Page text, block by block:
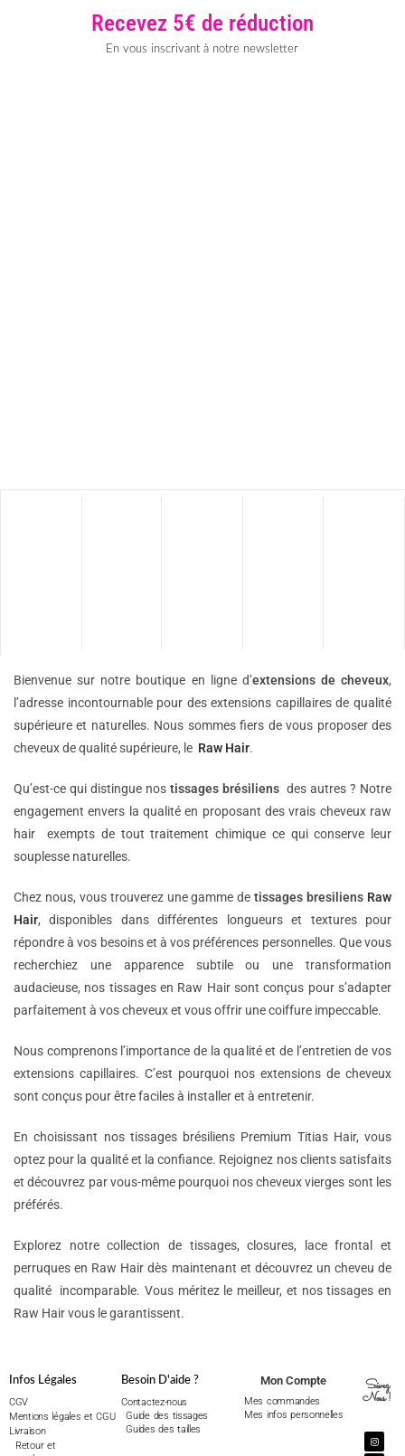
Recevez 5€ de réduction
En vous inscrivant à notre newsletter
Bienvenue sur notre boutique en ligne d’extensions decheveux,
l’adresse incontournable pour des extensions capillaires de qualité
supérieure et naturelles. Nous sommes fiers de vous proposer des
cheveux de qualité supérieure, le Raw Hair.
Qu’est-ce qui distingue nos tissages brésiliens des autres ? Notre
engagement envers la qualité en proposant des vrais cheveux raw
hair exempts de tout traitement chimique ce qui conserve leur
souplesse naturelles.
Chez nous, vous trouverez une gamme detissages bresiliens Raw
Hair, disponibles dans différentes longueurs et textures pour
répondre à vos besoins et à vos préférences personnelles. Que vous
recherchiez une apparence subtile ou une transformation
audacieuse, nos tissages en Raw Hair sont conçus pour s’adapter
parfaitement à vos cheveux et vous offrir une coiffure impeccable.
Nous comprenons l’importance de la qualité et de l’entretien de vos
extensions capillaires. C’est pourquoi nos extensions de cheveux
sont conçus pour être faciles à installer et à entretenir.
En choisissant nos tissages brésiliens Premium Titias Hair, vous
optez pour la qualité et la confiance. Rejoignez nos clients satisfaits
et découvrez par vous-même pourquoi nos cheveux vierges sont les
préférés.
Explorez notre collection de tissages, closures, lace frontal et
perruques en Raw Hair dès maintenant et découvrez un cheveu de
qualité incomparable. Vous méritez le meilleur, et nos tissages en
Raw Hair vous le garantissent.
Infos Légales
CGV
Mentions légales et CGU
Livraison
Retour et
Besoin D'aide ?
Contactez-nous
Guide des tissages
Guides des tailles
Mon Compte
Mes commandes
Mes infos personnelles
Suivez
Nous !